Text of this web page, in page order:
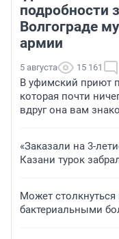
подробности
Волгограде
армии
5 августа 15 161
В уфимский приют
которая почти
вдруг она вам
«Заказали на 3-
Казани турок
Может
бактериальными